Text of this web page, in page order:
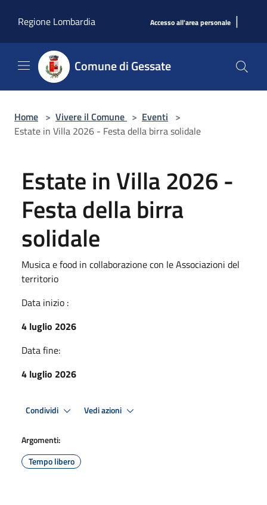
Regione Lombardia
Accesso all'area personale |
Comune di Gessate
Home > Vivere il Comune > Eventi >
Estate in Villa 2026 - Festa della birra solidale
Estate in Villa 2026 -
Festa della birra
solidale
Musica e food in collaborazione con le Associazioni del
territorio
Data inizio :
4 luglio 2026
Data fine:
4 luglio 2026
Condividi Vedi azioni
Argomenti:
Tempo libero